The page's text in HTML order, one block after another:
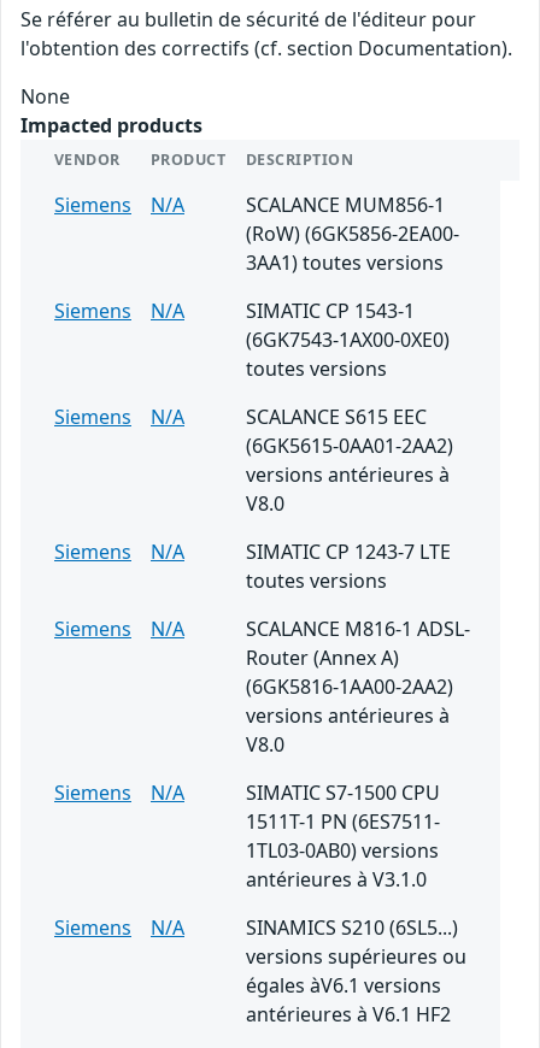
Se référer au bulletin de sécurité de l'éditeur pour
l'obtention des correctifs (cf. section Documentation).
None
Impacted products
VENDOR PRODUCT DESCRIPTION
Siemens N/A
SCALANCE MUM856-1
(RoW) (6GK5856-2EA00-
3AA1) toutes versions
Siemens
N/A
SIMATIC CP 1543-1
(6GK7543-1AX00-0XE0)
toutes versions
Siemens
N/A
SCALANCE S615 EEC
(6GK5615-0AA01-2AA2)
versions antérieures à
V8.0
Siemens
N/A
SIMATIC CP 1243-7 LTE
toutes versions
Siemens
N/A
SCALANCE M816-1 ADSL-
Router (Annex A)
(6GK5816-1AA00-2AA2)
versions antérieures à
V8.0
Siemens
N/A
SIMATIC S7-1500 CPU
1511T-1 PN (6ES7511-
1TL03-0AB0) versions
antérieures à V3.1.0
Siemens
N/A
SINAMICS S210 (6SL5...)
versions supérieures ou
égales àV6.1 versions
antérieures à V6.1 HF2